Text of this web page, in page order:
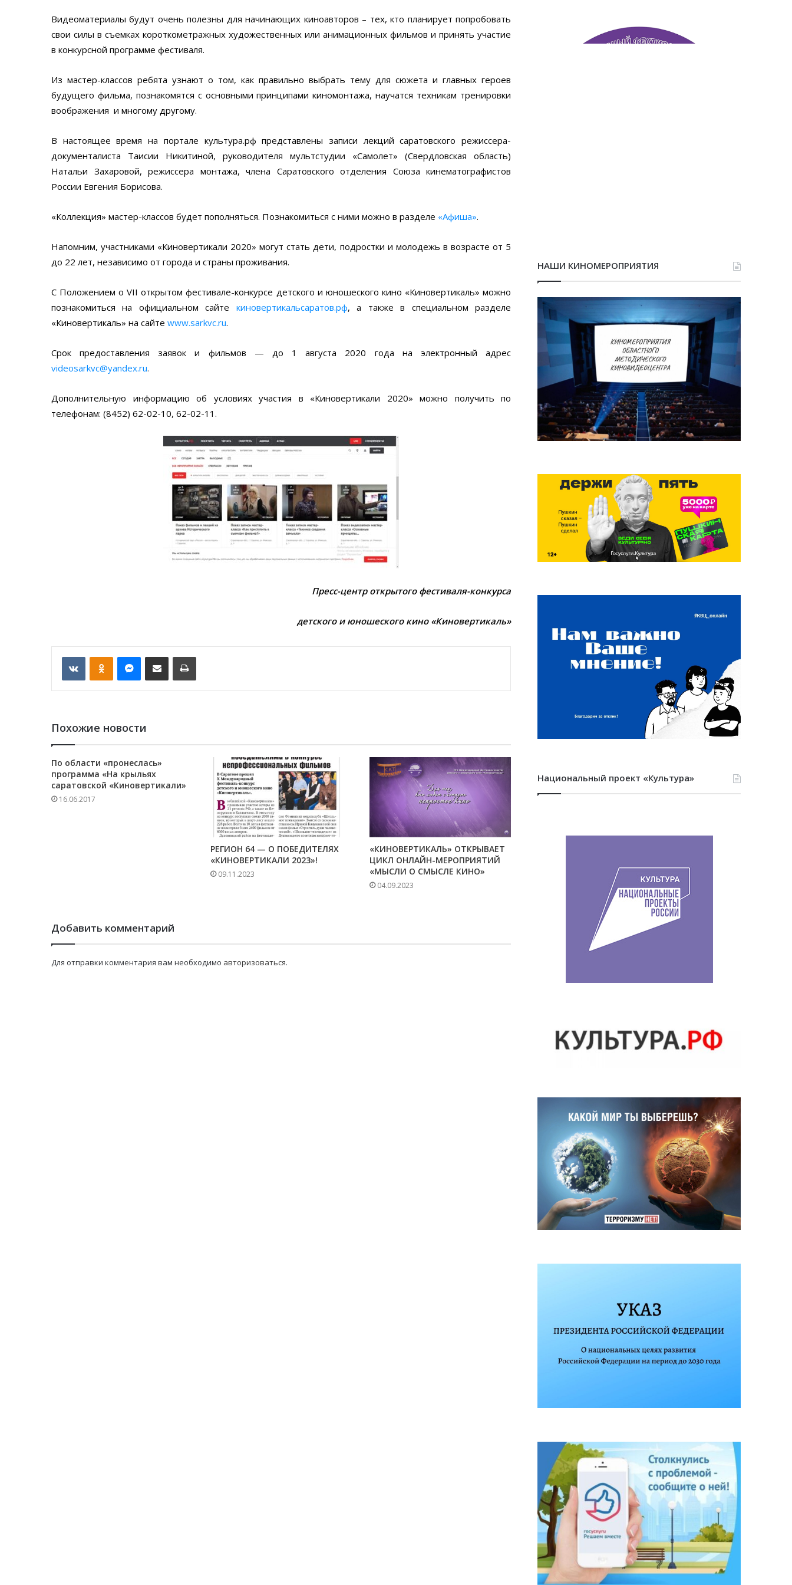
Видеоматериалы будут очень полезны для начинающих киноавторов – тех, кто планирует попробовать
свои силы в съемках короткометражных художественных или анимационных фильмов и принять участие
в конкурсной программе фестиваля.
Из мастер-классов ребята узнают о том, как правильно выбрать тему для сюжета и главных героев
будущего фильма, познакомятся с основными принципами киномонтажа, научатся техникам тренировки
воображения и многому другому.
В настоящее время на портале культура.рф представлены записи лекций саратовского режиссера-
документалиста Таисии Никитиной, руководителя мультстудии «Самолет» (Свердловская область)
Натальи Захаровой, режиссера монтажа, члена Саратовского отделения Союза кинематографистов
России Евгения Борисова.
«Коллекция» мастер-классов будет пополняться. Познакомиться с ними можно в разделе «Афиша».
Напомним, участниками «Киновертикали 2020» могут стать дети, подростки и молодежь в возрасте от 5
до 22 лет, независимо от города и страны проживания.
С Положением о VII открытом фестивале-конкурсе детского и юношеского кино «Киновертикаль» можно
познакомиться на официальном сайте киновертикальсаратов.рф, а также в специальном разделе
«Киновертикаль» на сайте www.sarkvc.ru.
Срок предоставления заявок и фильмов — до 1 августа 2020 года на электронный адрес
videosarkvc@yandex.ru.
Дополнительную информацию об условиях участия в «Киновертикали 2020» можно получить по
телефонам: (8452) 62-02-10, 62-02-11.
Пресс-центр открытого фестиваля-конкурса
детского и юношеского кино «Киновертикаль»
VKontakte
Похожие новости
По области «пронеслась»
программа «На крыльях
саратовской «Киновертикали»
16.06.2017
РЕГИОН 64 — О ПОБЕДИТЕЛЯХ
«КИНОВЕРТИКАЛИ 2023»!
09.11.2023
«КИНОВЕРТИКАЛЬ» ОТКРЫВАЕТ
ЦИКЛ ОНЛАЙН-МЕРОПРИЯТИЙ
«МЫСЛИ О СМЫСЛЕ КИНО»
04.09.2023
Добавить комментарий
Для отправки комментария вам необходимо авторизоваться.
НАШИ КИНОМЕРОПРИЯТИЯ
Национальный проект «Культура»